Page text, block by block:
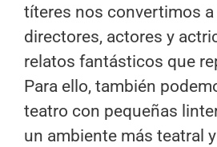
títeres nos convertimos a
directores, actores y
relatos fantásticos que
Para ello, también
teatro con pequeñas
un ambiente más teatral